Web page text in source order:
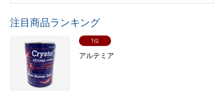
注目商品ランキング
1位
アルテミア